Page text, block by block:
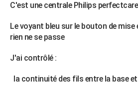
Mobiles
Meilleur smartphone
Internet
Ordinateurs
Jeux vidéo
Guide high-tech
+
Forum
Aménagement intérieur
Extérieur
Cuisine
Salle de bains
Jardinage
Rangement
WEEK-END
C'est une centrale Philips
Le voyant bleu sur le bouton de
rien ne se passe
J'ai contrôlé :
la continuité des fils entre la base